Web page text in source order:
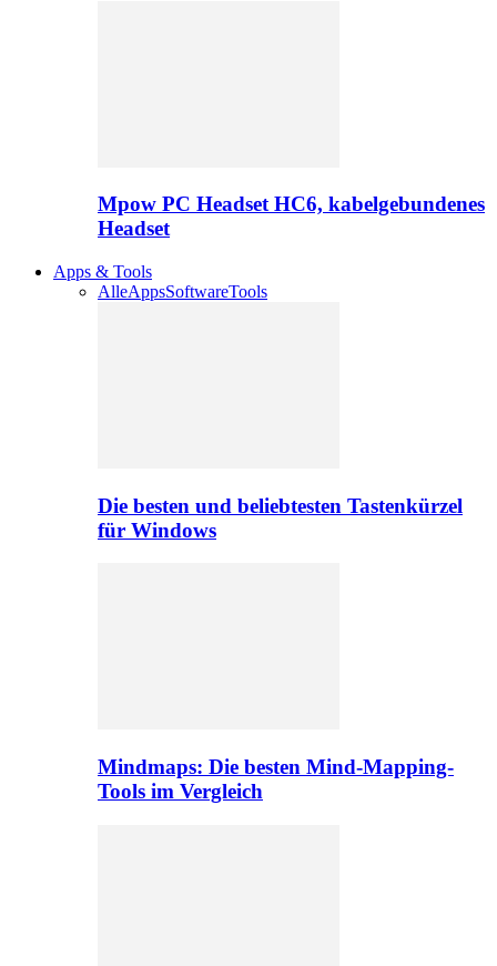
Mpow PC Headset HC6, kabelgebundenes
Headset
Apps & Tools
AlleAppsSoftwareTools
Die besten und beliebtesten Tastenkürzel
für Windows
Mindmaps: Die besten Mind-Mapping-
Tools im Vergleich